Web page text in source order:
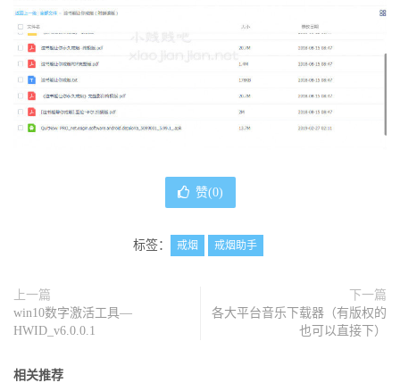
赞(0)
标签： 戒烟 戒烟助手
上一篇
win10数字激活工具—
HWID_v6.0.0.1
下一篇
各大平台音乐下载器（有版权的
也可以直接下）
相关推荐